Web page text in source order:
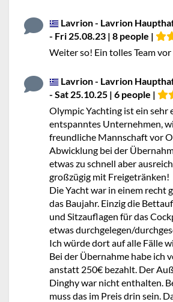
Lavrion - Lavrion
- Fri 25.08.23 | 8 people |
Weiter so! Ein tolles Team
Lavrion - Lavrion
- Sat 25.10.25 | 6 people |
Olympic Yachting ist ein sehr
entspanntes Unternehmen,
freundliche Mannschaft vor
Abwicklung bei der
etwas zu schnell aber
großzügig mit Freigetränken!
Die Yacht war in einem recht
das Baujahr. Einzig die
und Sitzauflagen für das
etwas durchgelegen/
Ich würde dort auf alle Fälle
Bei der Übernahme habe ich
anstatt 250€ bezahlt. Der
Dinghy war nicht enthalten.
muss das im Preis drin sein.